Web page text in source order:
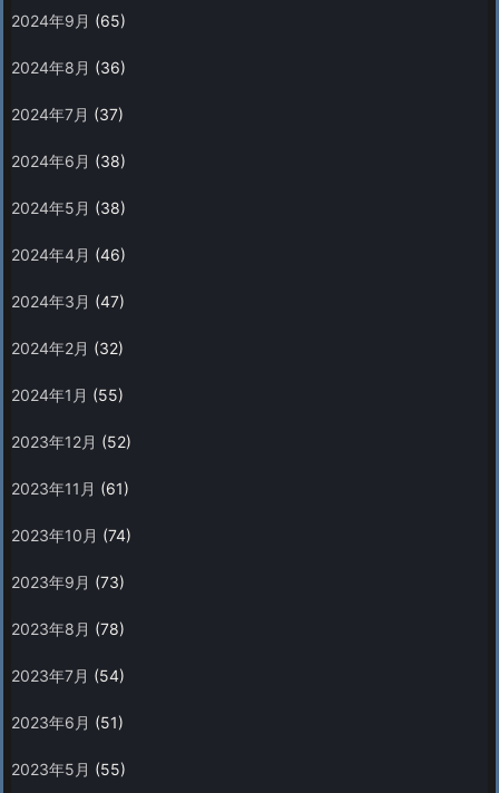
2024年9月 (65)
2024年8月 (36)
2024年7月 (37)
2024年6月 (38)
2024年5月 (38)
2024年4月 (46)
2024年3月 (47)
2024年2月 (32)
2024年1月 (55)
2023年12月 (52)
2023年11月 (61)
2023年10月 (74)
2023年9月 (73)
2023年8月 (78)
2023年7月 (54)
2023年6月 (51)
2023年5月 (55)